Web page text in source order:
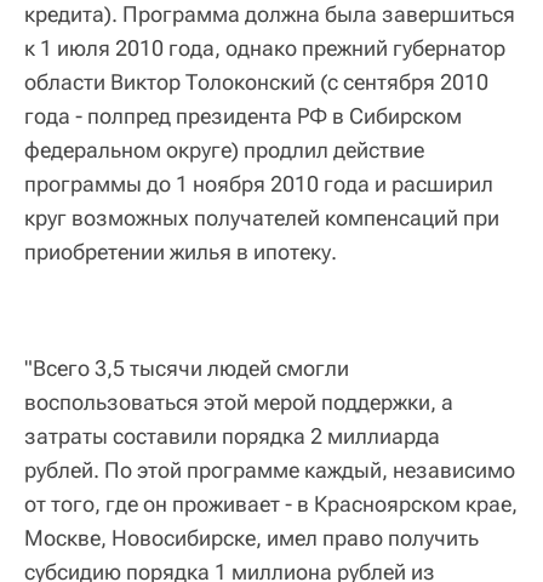
кредита). Программа должна была завершиться
к 1 июля 2010 года, однако прежний губернатор
области Виктор Толоконский (с сентября 2010
года - полпред президента РФ в Сибирском
федеральном округе) продлил действие
программы до 1 ноября 2010 года и расширил
круг возможных получателей компенсаций при
приобретении жилья в ипотеку.
"Всего 3,5 тысячи людей смогли
воспользоваться этой мерой поддержки, а
затраты составили порядка 2 миллиарда
рублей. По этой программе каждый, независимо
от того, где он проживает - в Красноярском крае,
Москве, Новосибирске, имел право получить
субсидию порядка 1 миллиона рублей из